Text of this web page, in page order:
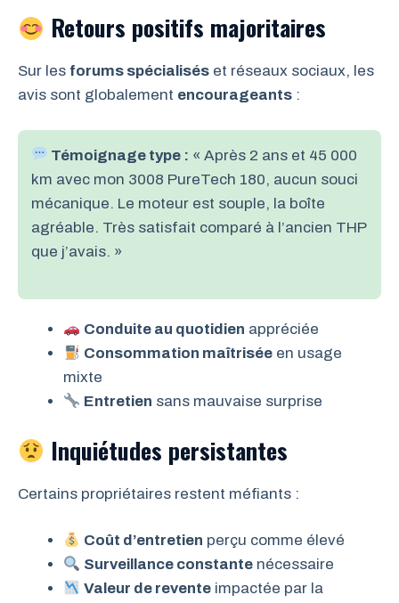
Retours positifs majoritaires
Sur les forums spécialisés et réseaux sociaux, les
avis sont globalement encourageants :
Témoignage type : « Après 2 ans et 45 000
km avec mon 3008 PureTech 180, aucun souci
mécanique. Le moteur est souple, la boîte
agréable. Très satisfait comparé à l’ancien THP
que j’avais. »
Conduite au quotidien appréciée
Consommation maîtrisée en usage
mixte
Entretien sans mauvaise surprise
Inquiétudes persistantes
Certains propriétaires restent méfiants :
Coût d’entretien perçu comme élevé
Surveillance constante nécessaire
Valeur de revente impactée par la